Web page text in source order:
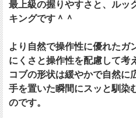
最上級の握りやすさと、ルッ
キングです＾＾
より自然で操作性に優れたガ
にくさと操作性を配慮して考
コブの形状は緩やかで自然に
手を置いた瞬間にスッと馴染
のです。